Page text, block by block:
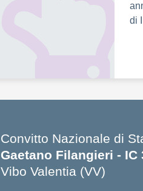
di
Convitto Nazionale di
Gaetano Filangieri - IC
Vibo Valentia (VV)